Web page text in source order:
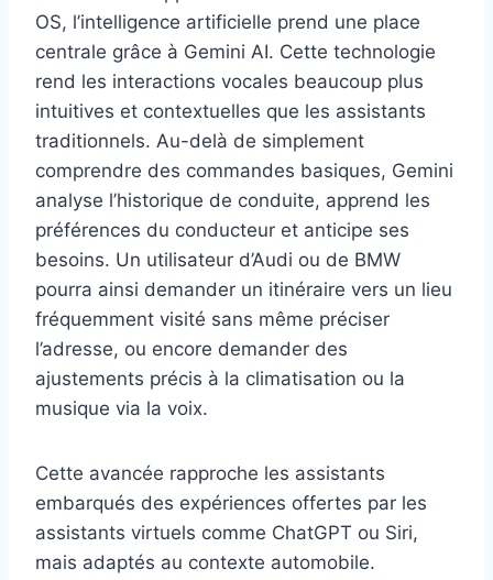
OS, l’intelligence artificielle prend une place
centrale grâce à Gemini AI. Cette technologie
rend les interactions vocales beaucoup plus
intuitives et contextuelles que les assistants
traditionnels. Au-delà de simplement
comprendre des commandes basiques, Gemini
analyse l’historique de conduite, apprend les
préférences du conducteur et anticipe ses
besoins. Un utilisateur d’Audi ou de BMW
pourra ainsi demander un itinéraire vers un lieu
fréquemment visité sans même préciser
l’adresse, ou encore demander des
ajustements précis à la climatisation ou la
musique via la voix.
Cette avancée rapproche les assistants
embarqués des expériences offertes par les
assistants virtuels comme ChatGPT ou Siri,
mais adaptés au contexte automobile.